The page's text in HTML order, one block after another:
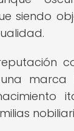
siendo
marca